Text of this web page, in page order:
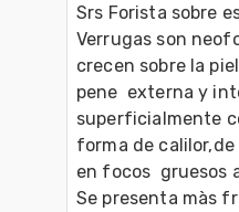
Srs Forista sobre
Verrugas son
crecen sobre la
pene  externa y
superficialmente
forma de
en focos  gruesos
Se presenta màs